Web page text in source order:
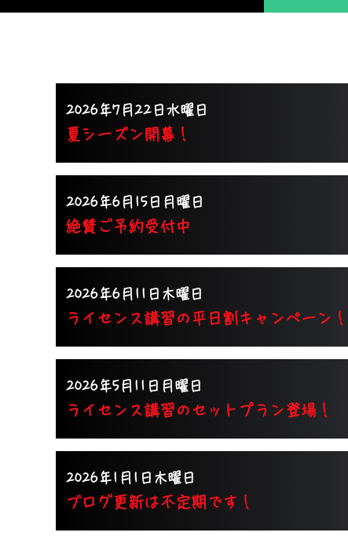
2026年7月22日水曜日
夏シーズン開幕！
2026年6月15日月曜日
絶賛ご予約受付中
2026年6月11日木曜日
ライセンス講習の平日割キャンペーン！
2026年5月11日月曜日
ライセンス講習のセットプラン登場！
2026年1月1日木曜日
​​ブログ更新は不定期です！